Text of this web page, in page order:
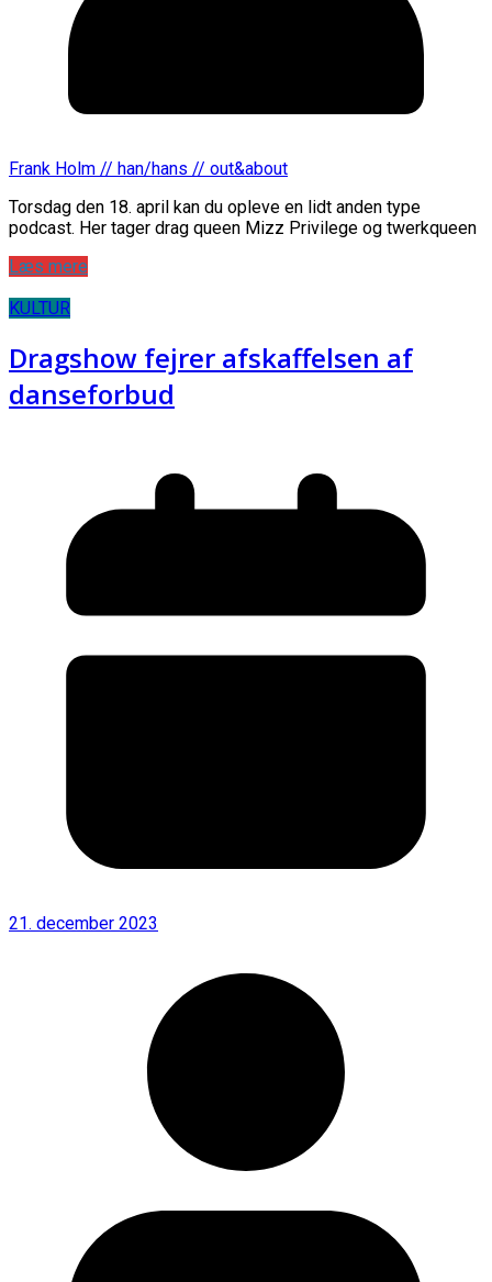
Frank Holm // han/hans // out&about
Torsdag den 18. april kan du opleve en lidt anden type
podcast. Her tager drag queen Mizz Privilege og twerkqueen
Læs mere
KULTUR
Dragshow fejrer afskaffelsen af
danseforbud
21. december 2023